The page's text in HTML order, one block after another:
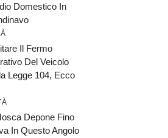
Domestico In
Il Fermo
Del Veicolo
Legge 104, Ecco
Depone Fino
In Questo Angolo